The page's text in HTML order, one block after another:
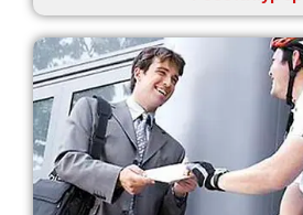
Ковель
Козин
Красноград
Кременчук
Кременець
Кривий Ріг
Кролевець
Кропивницький